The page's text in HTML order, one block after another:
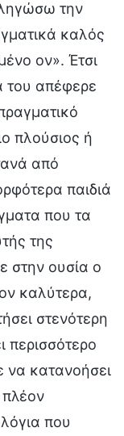
την
καλός
ον». Έτσι
του απέφερε
πλούσιος ή
από
παιδιά
που τα
της
στην ουσία ο
καλύτερα,
στενότερη
περισσότερο
να κατανοήσει
πλέον
που